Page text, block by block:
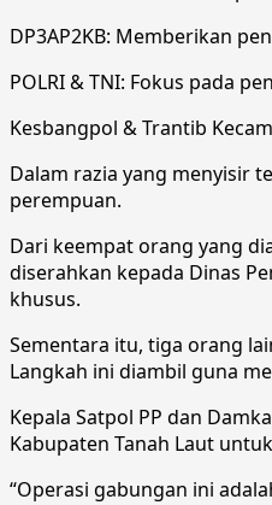
DP3AP2KB: Memberikan
POLRI & TNI: Fokus pada
Kesbangpol & Trantib
Dalam razia yang menyisir
perempuan.
Dari keempat orang yang
diserahkan kepada Dinas
khusus.
Sementara itu, tiga orang
Langkah ini diambil guna
Kepala Satpol PP dan
Kabupaten Tanah Laut
“Operasi gabungan ini